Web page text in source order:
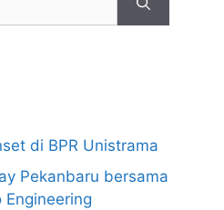
di BPR Unistrama
Pekanbaru bersama
Engineering